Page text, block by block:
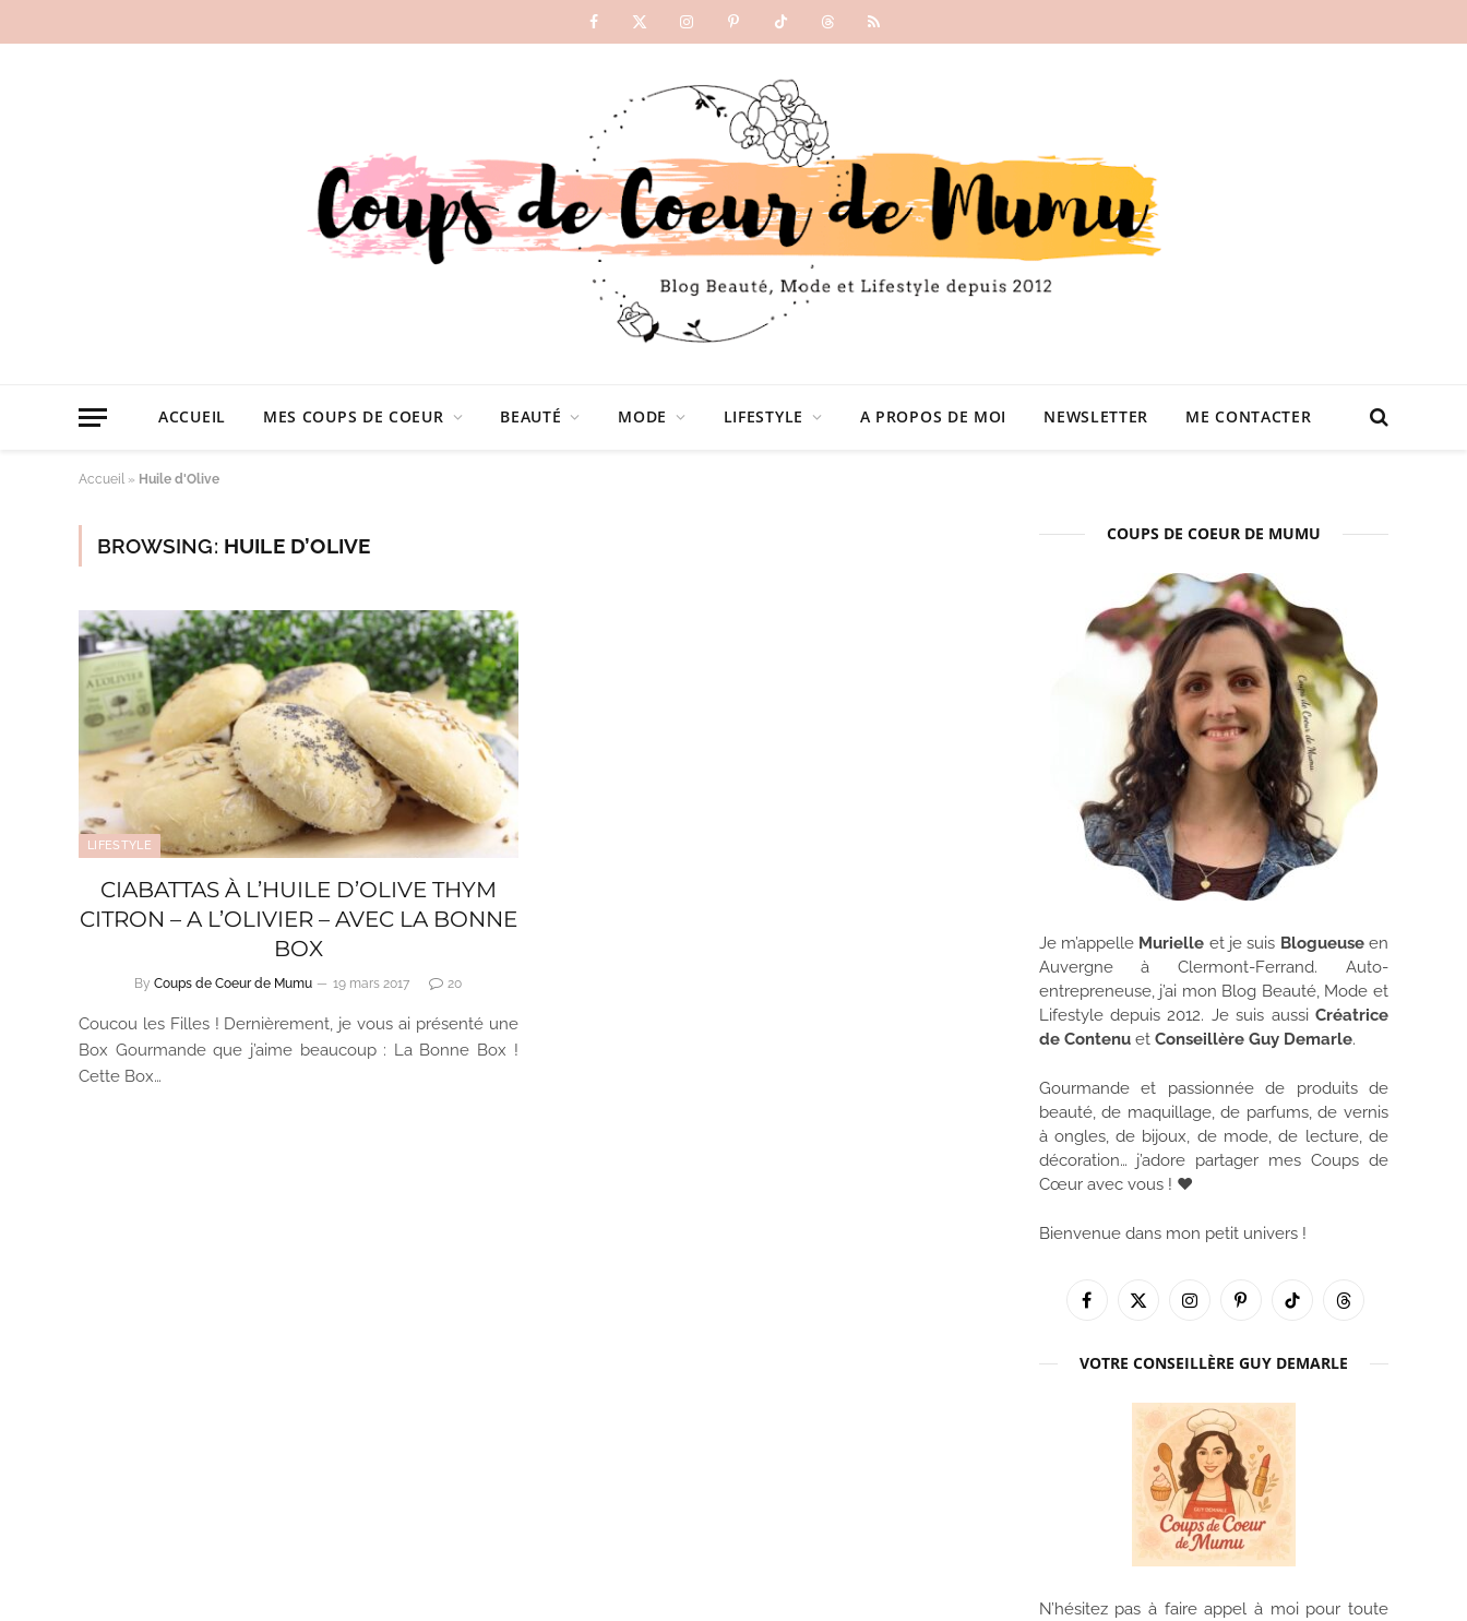
Facebook
X
InstagramPinterestTikTokThreadsRSS
ACCUEIL MES COUPS DE COEUR BEAUTÉ MODE LIFESTYLE A PROPOS DE MOI NEWSLETTER ME CONTACTER
Accueil » Huile d'Olive
BROWSING: HUILE D’OLIVE
LIFESTYLE
CIABATTAS À L’HUILE D’OLIVE THYM
CITRON – A L’OLIVIER – AVEC LA BONNE
BOX
By Coups de Coeur de Mumu 19 mars 2017 20
Coucou les Filles ! Dernièrement, je vous ai présenté une
Box Gourmande que j’aime beaucoup : La Bonne Box !
Cette Box…
COUPS DE COEUR DE MUMU
Je m’appelle Murielle et je suis Blogueuseen
Auvergne à Clermont-Ferrand. Auto-
entrepreneuse, j’ai mon Blog Beauté, Mode et
Lifestyle depuis 2012. Je suis aussi Créatrice
de Contenuet Conseillère Guy Demarle.
Gourmande et passionnée de produits de
beauté, de maquillage, de parfums, de vernis
à ongles, de bijoux, de mode, de lecture, de
décoration… j’adore partager mes Coups de
Cœur avec vous ! ♥
Bienvenue dans mon petit univers !
Facebook
X
InstagramPinterestTikTok Threads
VOTRE CONSEILLÈRE GUY DEMARLE
N’hésitez pas à faire appel à moi pour toute